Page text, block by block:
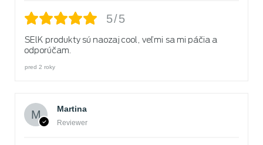
5/5
SElK produkty sú naozaj cool, veľmi sa mi páčia a
odporúčam.
pred 2 roky
Martina
Reviewer